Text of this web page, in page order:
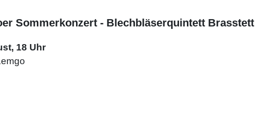
Sommerkonzert - Blechbläserquintett Brasstett
18 Uhr